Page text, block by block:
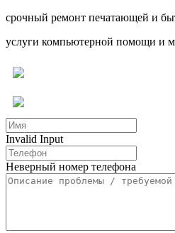
срочный ремонт печатающей и
услуги компьютерной помощи и
Invalid Input
Неверный номер телефона